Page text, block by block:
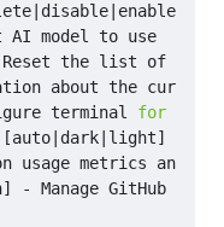
disable enable
terminal
for
[auto dark light]
]